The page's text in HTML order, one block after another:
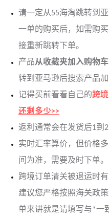
请一定从55海淘跳转到
一单的购买后，如需购
接重新跳转下单。
产品从收藏夹加入购物
转到亚马逊后搜索产品加
记得买前看看自己的跨
还剩多少>>
返利通常会在发货后1到
实时汇率算价，但价格
间为准，需要及时下单。
跨境订单清关被退运时
建议您严格按照海关政
单来讲就是请填写与*一